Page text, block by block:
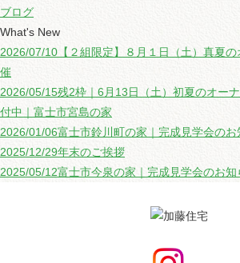
ブログ
What's New
2026/07/10 【２組限定】８月１日（土）真夏
催
2026/05/15残2枠｜6月13日（土）初夏のオー
付中｜富士市宮島の家
2026/01/06富士市鈴川町の家｜完成見学会のお
2025/12/29年末のご挨拶
2025/05/12富士市今泉の家｜完成見学会のお知